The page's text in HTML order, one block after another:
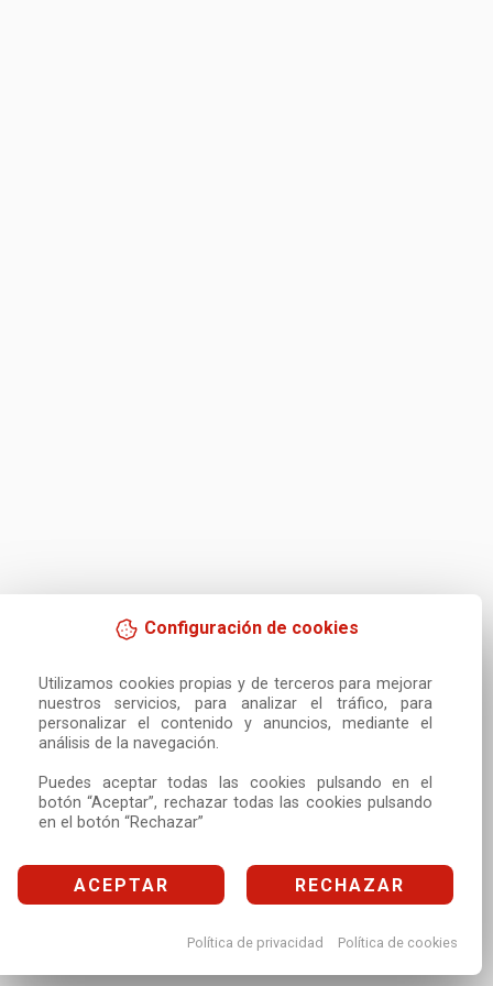
Configuración de cookies
Utilizamos cookies propias y de terceros para mejorar
nuestros servicios, para analizar el tráfico, para
personalizar el contenido y anuncios, mediante el
análisis de la navegación.
Puedes aceptar todas las cookies pulsando en el
botón “Aceptar”, rechazar todas las cookies pulsando
en el botón “Rechazar”
ACEPTAR RECHAZAR
Política de privacidad Política de cookies